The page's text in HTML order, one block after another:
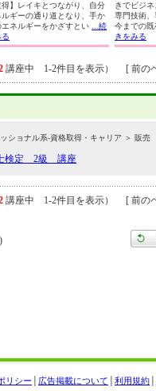
得】レイキとつながり、自分
ルギーの通り道となり、手か
エネルギーをかざすとい
...続
る
きでビジ
専門技術、
今までの
きをみる
講座中 1-2件目を表示） [ 前の
ショナル系-資格取得・キャリア ＞ 販売
検定 2級 講座
講座中 1-2件目を表示） [ 前の
利用規約
広告掲載について
リシー